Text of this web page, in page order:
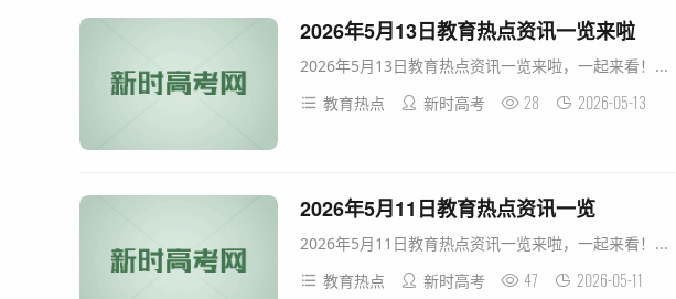
2026年5月13日教育热点资讯一览来啦
2026年5月13日教育热点资讯一览来啦，一起来看！...
教育热点
新时高考 28 2026-05-13
2026年5月11日教育热点资讯一览
2026年5月11日教育热点资讯一览来啦，一起来看！...
教育热点
新时高考 47 2026-05-11